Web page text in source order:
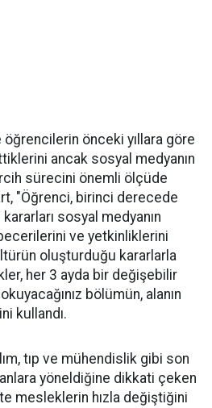
önceki yıllara göre
ancak sosyal medyanın
sürecini önemli ölçüde
"Öğrenci, birinci derecede
sosyal medyanın
ve yetkinliklerini
oluşturduğu kararlarla
her 3 ayda bir değişebilir
bölümün, alanın
kullandı.
tıp ve mühendislik gibi son
yöneldiğine dikkati çeken
mesleklerin hızla değiştiğini